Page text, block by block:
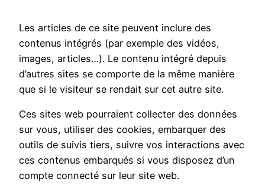
Les articles de ce site peuvent inclure des
contenus intégrés (par exemple des vidéos,
images, articles…). Le contenu intégré depuis
d’autres sites se comporte de la même manière
que si le visiteur se rendait sur cet autre site.
Ces sites web pourraient collecter des données
sur vous, utiliser des cookies, embarquer des
outils de suivis tiers, suivre vos interactions avec
ces contenus embarqués si vous disposez d’un
compte connecté sur leur site web.